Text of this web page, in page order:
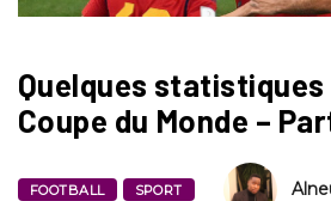
Quelques
Coupe du Monde –
FOOTBALL SPORT